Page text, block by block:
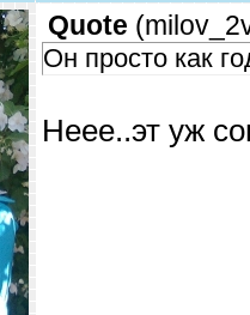
Quote (
Он просто как
Неее..эт уж